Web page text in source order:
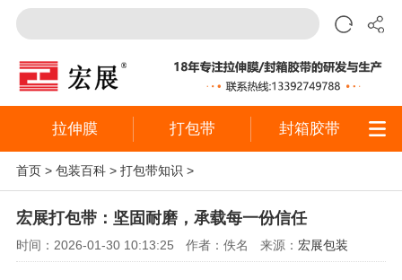
拉伸膜 打包带 封箱胶带
首页> 包装百科> 打包带知识 >
宏展打包带：坚固耐磨，承载每一份信任
时间：2026-01-30 10:13:25 作者：佚名 来源： 宏展包装